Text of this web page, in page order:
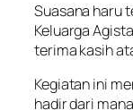
Suasana haru
Keluarga
terima kasih
Kegiatan ini
hadir dari